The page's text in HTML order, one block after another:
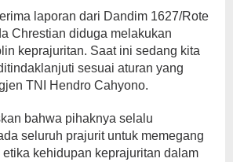
laporan dari Dandim 1627/Rote
Chrestian diduga melakukan
keprajuritan. Saat ini sedang kita
sesuai aturan yang
TNI Hendro Cahyono.
bahwa pihaknya selalu
seluruh prajurit untuk memegang
kehidupan keprajuritan dalam